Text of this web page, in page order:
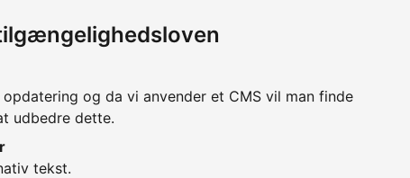
og da vi anvender et CMS vil man finde
udbedre dette.
tekst.